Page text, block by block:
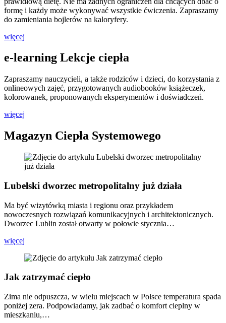
formę i każdy może wykonywać wszystkie ćwiczenia. Zapraszamy
do zamieniania bojlerów na kaloryfery.
więcej
e-learning Lekcje ciepła
Zapraszamy nauczycieli, a także rodziców i dzieci, do korzystania z
onlineowych zajęć, przygotowanych audiobooków książeczek,
kolorowanek, proponowanych eksperymentów i doświadczeń.
więcej
Magazyn Ciepła Systemowego
Lubelski dworzec metropolitalny już działa
Ma być wizytówką miasta i regionu oraz przykładem
nowoczesnych rozwiązań komunikacyjnych i architektonicznych.
Dworzec Lublin został otwarty w połowie stycznia…
więcej
Jak zatrzymać ciepło
Zima nie odpuszcza, w wielu miejscach w Polsce temperatura spada
poniżej zera. Podpowiadamy, jak zadbać o komfort cieplny w
mieszkaniu,…